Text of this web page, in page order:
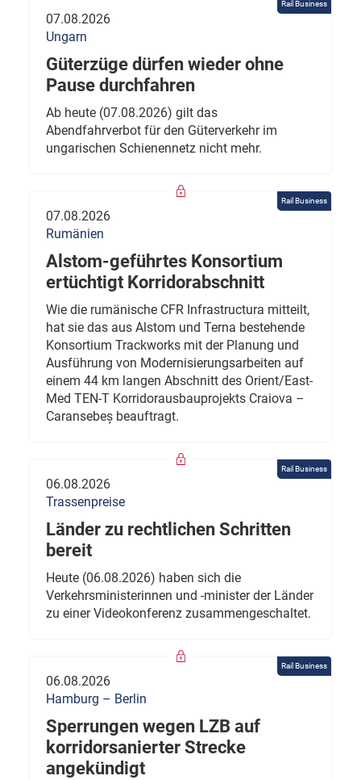
Rail Business
07.08.2026
Ungarn
Güterzüge dürfen wieder ohne
Pause durchfahren
Ab heute (07.08.2026) gilt das
Abendfahrverbot für den Güterverkehr im
ungarischen Schienennetz nicht mehr.
Rail Business
07.08.2026
Rumänien
Alstom-geführtes Konsortium
ertüchtigt Korridorabschnitt
Wie die rumänische CFR Infrastructura mitteilt,
hat sie das aus Alstom und Terna bestehende
Konsortium Trackworks mit der Planung und
Ausführung von Modernisierungsarbeiten auf
einem 44 km langen Abschnitt des Orient/East-
Med TEN-T Korridorausbauprojekts Craiova –
Caransebeș beauftragt.
Rail Business
06.08.2026
Trassenpreise
Länder zu rechtlichen Schritten
bereit
Heute (06.08.2026) haben sich die
Verkehrsministerinnen und -minister der Länder
zu einer Videokonferenz zusammengeschaltet.
Rail Business
06.08.2026
Hamburg – Berlin
Sperrungen wegen LZB auf
korridorsanierter Strecke
angekündigt